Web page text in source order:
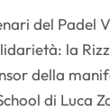
del Padel
la
della
di Luca